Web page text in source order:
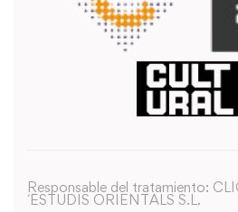
Responsable del tratamiento:
´ESTUDIS ORIENTALS S.L.